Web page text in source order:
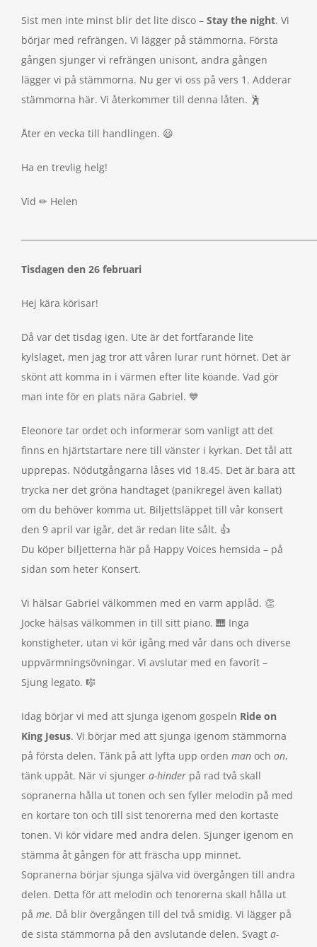
Sist men inte minst blir det lite disco – Stay the night. Vi
börjar med refrängen. Vi lägger på stämmorna. Första
gången sjunger vi refrängen unisont, andra gången
lägger vi på stämmorna. Nu ger vi oss på vers 1. Adderar
stämmorna här. Vi återkommer till denna låten. 🕺
Åter en vecka till handlingen. 😃
Ha en trevlig helg!
Vid ✏ Helen
Tisdagen den 26 februari
Hej kära körisar!
Då var det tisdag igen. Ute är det fortfarande lite
kylslaget, men jag tror att våren lurar runt hörnet. Det är
skönt att komma in i värmen efter lite köande. Vad gör
man inte för en plats nära Gabriel. 💙
Eleonore tar ordet och informerar som vanligt att det
finns en hjärtstartare nere till vänster i kyrkan. Det tål att
upprepas. Nödutgångarna låses vid 18.45. Det är bara att
trycka ner det gröna handtaget (panikregel även kallat)
om du behöver komma ut. Biljettsläppet till vår konsert
den 9 april var igår, det är redan lite sålt. 👍
Du köper biljetterna här på Happy Voices hemsida – på
sidan som heter Konsert.
Vi hälsar Gabriel välkommen med en varm applåd. 👏
Jocke hälsas välkommen in till sitt piano. 🎹 Inga
konstigheter, utan vi kör igång med vår dans och diverse
uppvärmningsövningar. Vi avslutar med en favorit –
Sjung legato. 🎼
Idag börjar vi med att sjunga igenom gospeln Ride on
King Jesus. Vi börjar med att sjunga igenom stämmorna
på första delen. Tänk på att lyfta upp orden man och on,
tänk uppåt. När vi sjunger a-hinder på rad två skall
sopranerna hålla ut tonen och sen fyller melodin på med
en kortare ton och till sist tenorerna med den kortaste
tonen. Vi kör vidare med andra delen. Sjunger igenom en
stämma åt gången för att fräscha upp minnet.
Sopranerna börjar sjunga själva vid övergången till andra
delen. Detta för att melodin och tenorerna skall hålla ut
på me. Då blir övergången till del två smidig. Vi lägger på
de sista stämmorna på den avslutande delen. Svagt a-